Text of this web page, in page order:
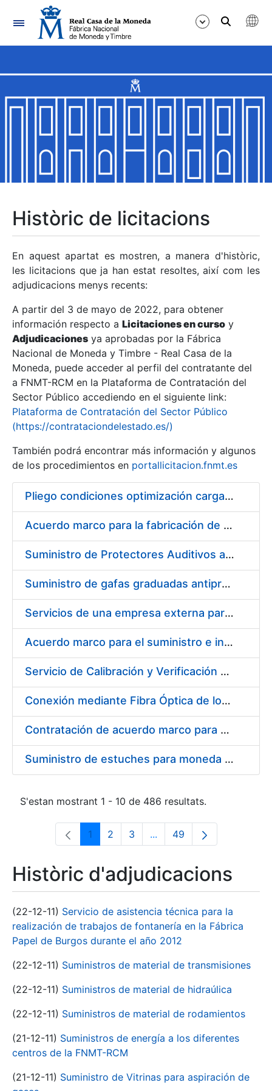
Navegació
Mostra/Amaga
Mostra/Amaga
Mostra/Amaga
Mostra/Amaga
Mostra/Amaga
Mostra/Amaga
Històric de licitacions
En aquest apartat es mostren, a manera d'històric,
les licitacions que ja han estat resoltes, així com les
adjudicacions menys recents:
A partir del 3 de mayo de 2022, para obtener
información respecto a Licitaciones en curso y
Adjudicaciones ya aprobadas por la Fábrica
Nacional de Moneda y Timbre - Real Casa de la
Moneda, puede acceder al perfil del contratante del
a FNMT-RCM en la Plataforma de Contratación del
Sector Público accediendo en el siguiente link:
Plataforma de Contratación del Sector Público
(https://contrataciondelestado.es/)
También podrá encontrar más información y algunos
de los procedimientos en portallicitacion.fnmt.es
Pliego condiciones optimización cargas compras firmado
Acuerdo marco para la fabricación de piezas
Suministro de Protectores Auditivos a medida para las personas trabajadoras de los Centros de Trabajo de Madrid y Burgos
Suministro de gafas graduadas antiproyecciones para los trabajadores de la FNMT-RCM en los centros de trabajo de Madrid y Burgos
Servicios de una empresa externa para el asesoramiento y resolución de los recursos de alzada que se presentan relacionados con procesos de selección para la FNMT-RCM
Acuerdo marco para el suministro e instalación de persianas, estores y otros complementos
Servicio de Calibración y Verificación Externa de los Equipos de Medición del Servicio de Prevención de la FNMT-RCM
Conexión mediante Fibra Óptica de los Centros de Proceso de Datos (CPDs) de las sedes de la FNMT-RCM de Burgos y Madrid
Contratación de acuerdo marco para el Suministro de Material de Electricidad para la Fábrica Nacional de Moneda y Timbre-Real Casa de la Moneda en su centro de trabajo de Burgos
Suministro de estuches para moneda de 30 €
S'estan mostrant 1 - 10 de 486 resultats.
Pàgina
1 Pàgina
2 Pàgina
3 ...Pàgines intermèdies
Pàgina
49
Històric d'adjudicacions
(22-12-11) Servicio de asistencia técnica para la
realización de trabajos de fontanería en la Fábrica
Papel de Burgos durante el año 2012
(22-12-11) Suministros de material de transmisiones
(22-12-11) Suministros de material de hidraúlica
(22-12-11) Suministros de material de rodamientos
(21-12-11) Suministros de energía a los diferentes
centros de la FNMT-RCM
(21-12-11) Suministro de Vitrinas para aspiración de